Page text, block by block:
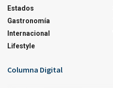
Estados
Gastronomía
Internacional
Lifestyle
Columna Digital